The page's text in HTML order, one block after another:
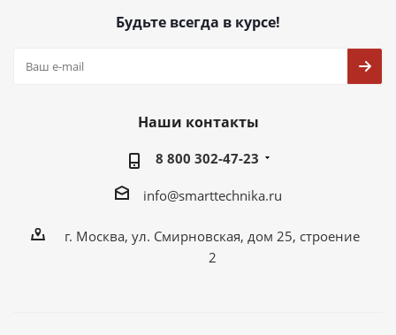
Будьте всегда в курсе!
Наши контакты
8 800 302-47-23
info@smarttechnika.ru
г. Москва, ул. Смирновская, дом 25, строение
2